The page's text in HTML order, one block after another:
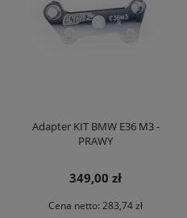
Adapter KIT BMW E36 M3 -
PRAWY
349,00 zł
Cena netto: 283,74 zł